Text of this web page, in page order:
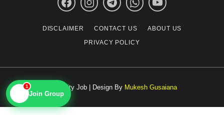
DISCLAIMER CONTACT US
ABOUT US
PRIVACY POLICY
© All City Job | Design By Mukesh Gusaiana
1
Join Group